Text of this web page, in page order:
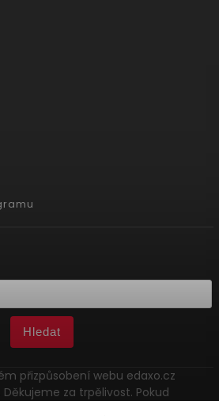
Hledat
přizpůsobení webu edaxo.cz
Děkujeme za trpělivost. Pokud